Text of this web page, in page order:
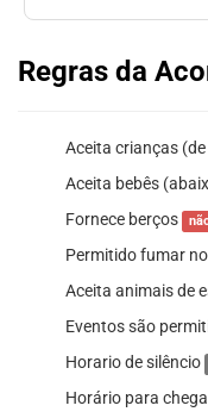
Regras da
Aceita crianças
Aceita bebês
Fornece berços
Permitido fumar
Aceita animais de
Eventos são
Horario de silêncio
Horário para